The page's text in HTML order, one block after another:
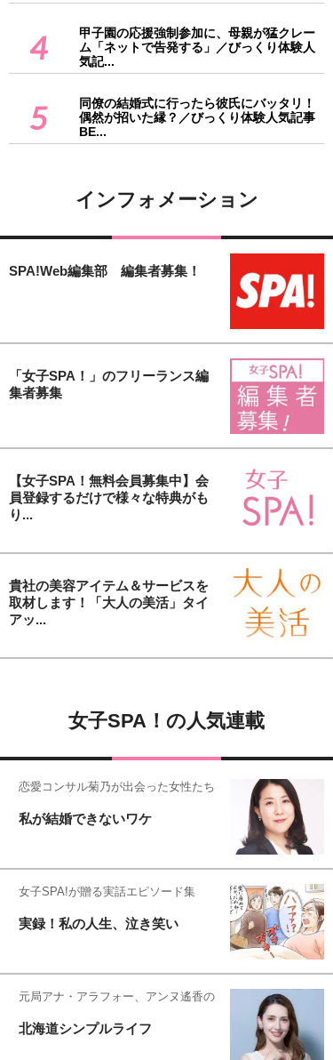
4
甲子園の応援強制参加に、母親が猛クレー
ム「ネットで告発する」／びっくり体験人
気記...
5
同僚の結婚式に行ったら彼氏にバッタリ！
偶然が招いた縁？／びっくり体験人気記事
BE...
インフォメーション
SPA!Web編集部 編集者募集！
「女子SPA！」のフリーランス編
集者募集
【女子SPA！無料会員募集中】会
員登録するだけで様々な特典がも
り...
貴社の美容アイテム＆サービスを
取材します！「大人の美活」タイ
アッ...
女子SPA！の人気連載
恋愛コンサル菊乃が出会った女性たち
私が結婚できないワケ
女子SPA!が贈る実話エピソード集
実録！私の人生、泣き笑い
元局アナ・アラフォー、アンヌ遙香の
北海道シンプルライフ